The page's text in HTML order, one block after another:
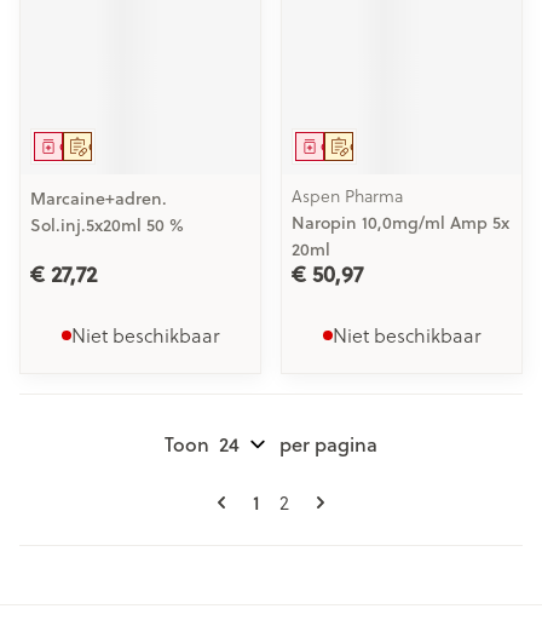
Op voorschrift
Geneesmiddel
Marcaine+adren.
Sol.inj.5x20ml 50 %
€ 27,72
Niet beschikbaar
Op voorschrift
Geneesmiddel
Aspen Pharma
Naropin 10,0mg/ml Amp 5x
20ml
€ 50,97
Niet beschikbaar
Pagina's
U lees momenteel pagina
1 Pagina
2
Toon per pagina